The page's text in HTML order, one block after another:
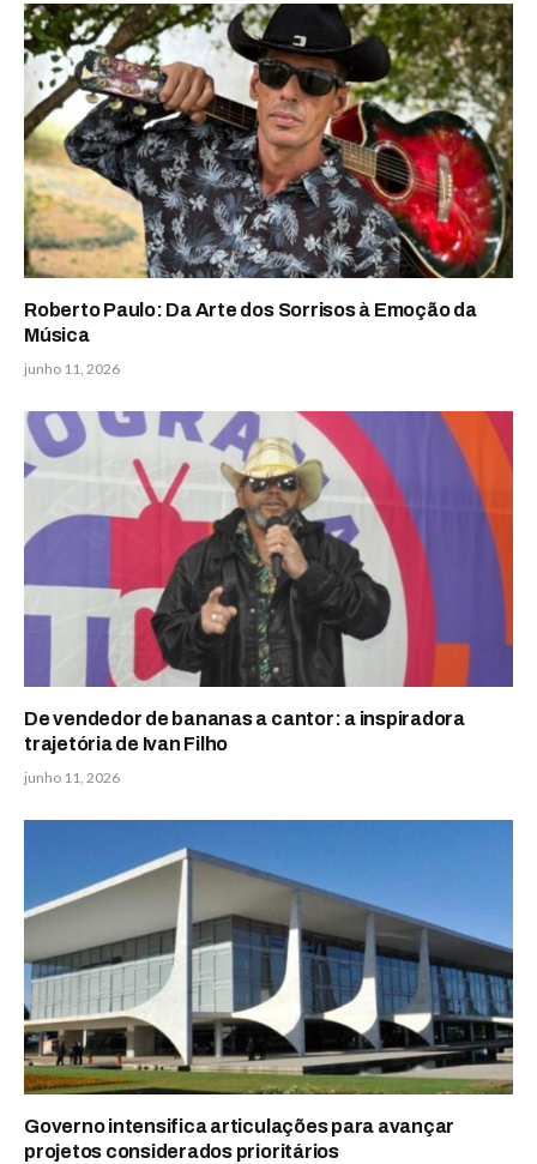
Roberto Paulo: Da Arte dos Sorrisos à Emoção da
Música
junho 11, 2026
De vendedor de bananas a cantor: a inspiradora
trajetória de Ivan Filho
junho 11, 2026
Governo intensifica articulações para avançar
projetos considerados prioritários